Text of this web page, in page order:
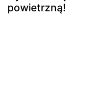
powietrzną!